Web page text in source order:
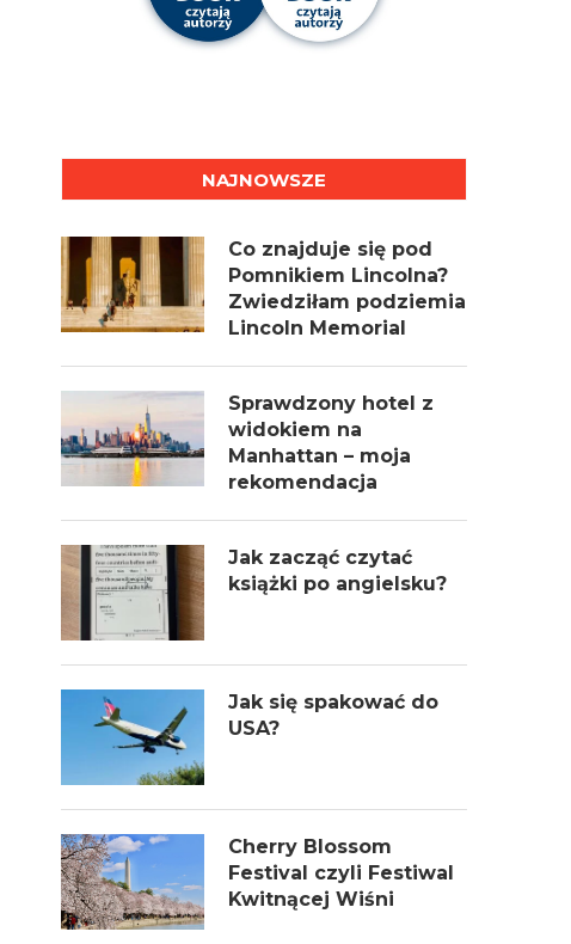
NAJNOWSZE
Co znajduje się pod
Pomnikiem Lincolna?
Zwiedziłam podziemia
Lincoln Memorial
Sprawdzony hotel z
widokiem na
Manhattan – moja
rekomendacja
Jak zacząć czytać
książki po angielsku?
Jak się spakować do
USA?
Cherry Blossom
Festival czyli Festiwal
Kwitnącej Wiśni